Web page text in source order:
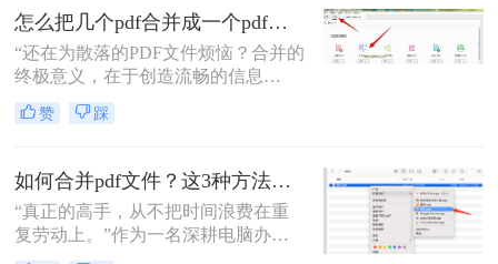
背后却藏着效率的巨大分水岭。职场
办公人群和自媒体创作者们，常常陷
入信息碎片化、操作繁琐和安全隐忧
的困境。
怎么把几个pdf合并成一个pdf文件？合并文件的四大高效秘籍，总有一款适合你！
“还在为散落的PDF文件烦恼？合并的
终极意义，在于创造流畅的信息
流。”身为一名深耕电脑办公软件测
评多年的博主，我深知高效处理文档
点。面对数十份零散的PDF——可能
是项目报告的不同章节、分散的合同
附件，或是零散的参考资料
赞 踩
如何合并pdf文件？这3种方法让你效率翻倍！
“真正的高手，从不把时间浪费在重
复劳动上。”作为一名深耕电脑办公
软件测评多年的博主，我深知PDF文